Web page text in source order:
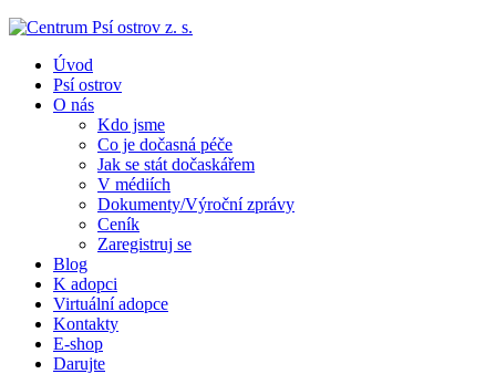
Úvod
Psí ostrov
O nás
Kdo jsme
Co je dočasná péče
Jak se stát dočaskářem
V médiích
Dokumenty/Výroční zprávy
Ceník
Zaregistruj se
Blog
K adopci
Virtuální adopce
Kontakty
E-shop
Darujte